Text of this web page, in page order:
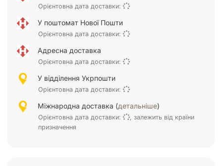
Орієнтовна дата доставки:
У поштомат Нової Пошти
Орієнтовна дата доставки:
Адресна доставка
Орієнтовна дата доставки:
У відділення Укрпошти
Орієнтовна дата доставки:
Міжнародна доставка (детальніше)
Орієнтовна дата доставки:
, залежить від країни
призначення